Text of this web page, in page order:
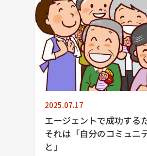
2025.07.17
エージェントで成功す
それは「自分のコミュニ
と」